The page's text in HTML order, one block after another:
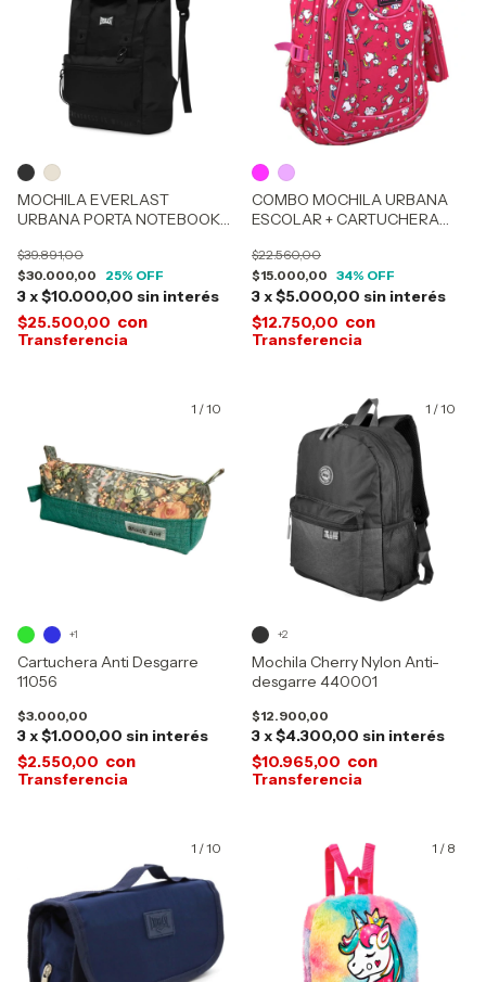
MOCHILA EVERLAST
URBANA PORTA NOTEBOOK
$30.000,00
$39.891,00
25% OFF
3x$10.000,00 sin interés
$25.500,00 con
COMBO MOCHILA URBANA
ESCOLAR + CARTUCHERA
$15.000,00
$22.560,00
34% OFF
3x$5.000,00 sin interés
$12.750,00 con
1 /10
Cartuchera Anti Desgarre
11056
$3.000,00
3x$1.000,00 sin interés
$2.550,00 con
+1
1 /10
Mochila Cherry Nylon Anti-
desgarre 440001
$12.900,00
3x$4.300,00 sin interés
$10.965,00 con
+2
1 /10 1 / 8